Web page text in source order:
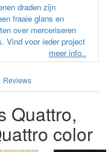
draden zijn
fraaie glans en
over merceriseren
Vind voor ieder project
meer info..
Reviews
Quattro,
color